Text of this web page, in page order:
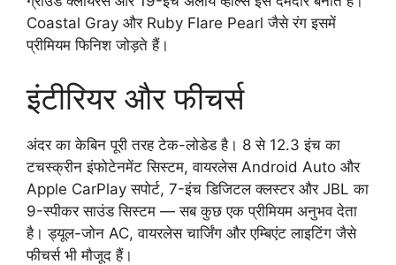
Coastal Gray और Ruby Flare Pearl जैसे रंग इसमें
प्रीमियम फिनिश जोड़ते हैं।
इंटीरियर और फीचर्स
अंदर का केबिन पूरी तरह टेक-लोडेड है। 8 से 12.3 इंच का
टचस्क्रीन इंफोटेनमेंट सिस्टम, वायरलेस Android Auto और
Apple CarPlay सपोर्ट, 7-इंच डिजिटल क्लस्टर और JBL का
9-स्पीकर साउंड सिस्टम — सब कुछ एक प्रीमियम अनुभव देता
है। ड्यूल-जोन AC, वायरलेस चार्जिंग और एम्बिएंट लाइटिंग जैसे
फीचर्स भी मौजूद हैं।